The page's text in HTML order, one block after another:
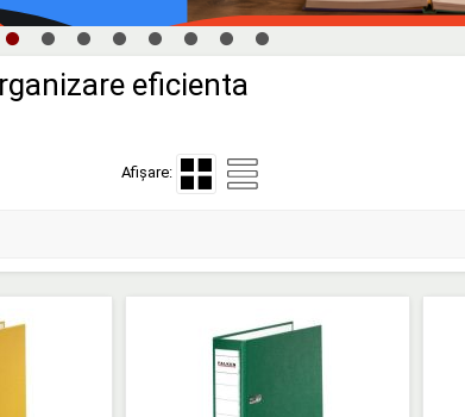
eficienta
Afișare: